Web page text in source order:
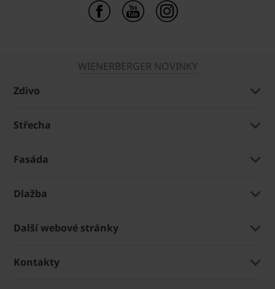
WIENERBERGER NOVINKY
Zdivo
Střecha
Fasáda
Dlažba
Další webové stránky
Kontakty